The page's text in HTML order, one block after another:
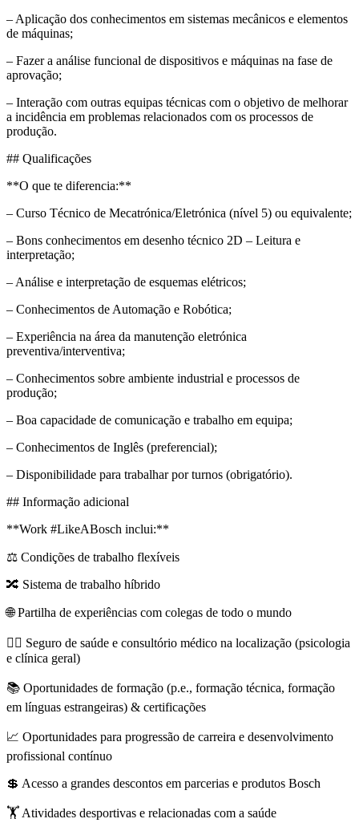
– Aplicação dos conhecimentos em sistemas mecânicos e elementos
de máquinas;
– Fazer a análise funcional de dispositivos e máquinas na fase de
aprovação;
– Interação com outras equipas técnicas com o objetivo de melhorar
a incidência em problemas relacionados com os processos de
produção.
## Qualificações
**O que te diferencia:**
– Curso Técnico de Mecatrónica/Eletrónica (nível 5) ou equivalente;
– Bons conhecimentos em desenho técnico 2D – Leitura e
interpretação;
– Análise e interpretação de esquemas elétricos;
– Conhecimentos de Automação e Robótica;
– Experiência na área da manutenção eletrónica
preventiva/interventiva;
– Conhecimentos sobre ambiente industrial e processos de
produção;
– Boa capacidade de comunicação e trabalho em equipa;
– Conhecimentos de Inglês (preferencial);
– Disponibilidade para trabalhar por turnos (obrigatório).
## Informação adicional
**Work #LikeABosch inclui:**
⚖️ Condições de trabalho flexíveis
🔀 Sistema de trabalho híbrido
🌐 Partilha de experiências com colegas de todo o mundo
🧑‍⚕️ Seguro de saúde e consultório médico na localização (psicologia
e clínica geral)
📚 Oportunidades de formação (p.e., formação técnica, formação
em línguas estrangeiras) & certificações
📈 Oportunidades para progressão de carreira e desenvolvimento
profissional contínuo
💲 Acesso a grandes descontos em parcerias e produtos Bosch
🏋️ Atividades desportivas e relacionadas com a saúde